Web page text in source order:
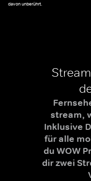
davon unberührt.
stream,
Inklusive
für alle
du WOW
dir zwei